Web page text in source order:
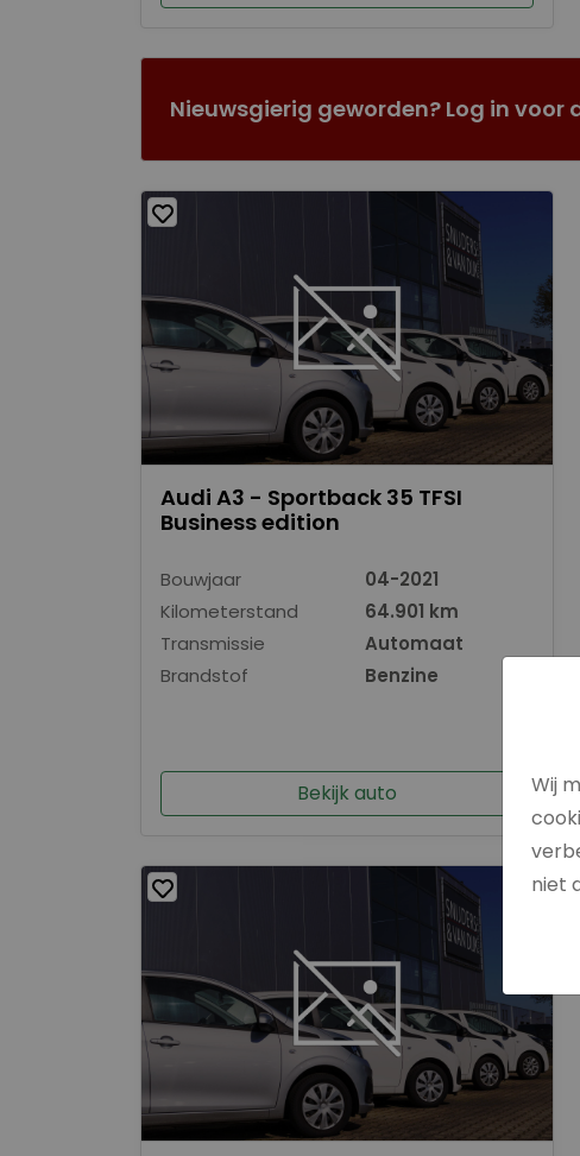
Nieuwsgierig geworden? Log in voor
Audi A3 - Sportback 35 TFSI
Business edition
Bouwjaar
04-2021
Kilometerstand
64.901 km
Transmissie
Automaat
Brandstof
Benzine
Bekijk auto
Wij
niet